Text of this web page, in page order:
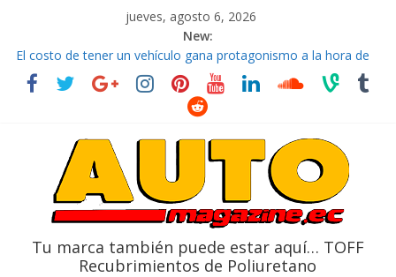
jueves, agosto 6, 2026
New:
El costo de tener un vehículo gana protagonismo a la hora de
decidir
Ultima película ‘Spider‑Man: Brand New Day’ pone en escena a
La Vuelta al Ecuador 2026, edición 47ª, recorre 7 provincias en 8
La FEDAK recibe 12 Sinotruk Bolden para cubrir las rutas de La
Tu marca también puede estar aquí… TOFF
Recubrimientos de Poliuretano